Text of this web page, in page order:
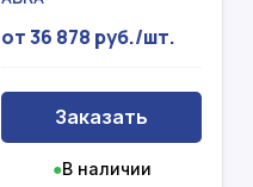
от 36 878 руб./шт.
Заказать
●В наличии